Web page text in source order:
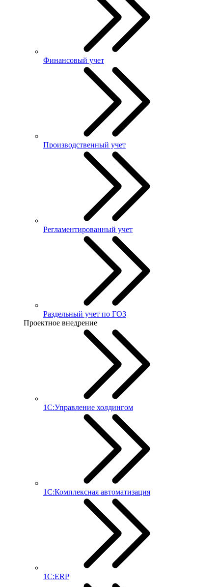
Финансовый учет
Производственный учет
Регламентированный учет
Раздельный учет по ГОЗ
Проектное внедрение
1С:Управление холдингом
1С:Комплексная автоматизация
1С:ERP